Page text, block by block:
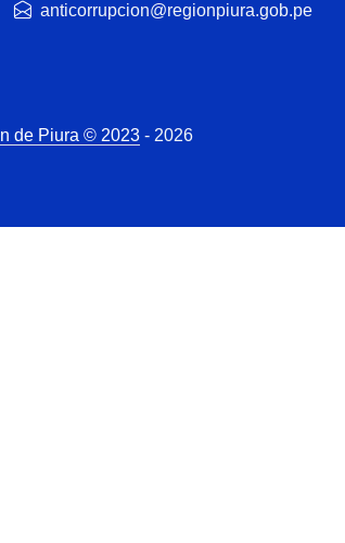
anticorrupcion@regionpiura.gob.pe
de Piura © 2023 - 2026